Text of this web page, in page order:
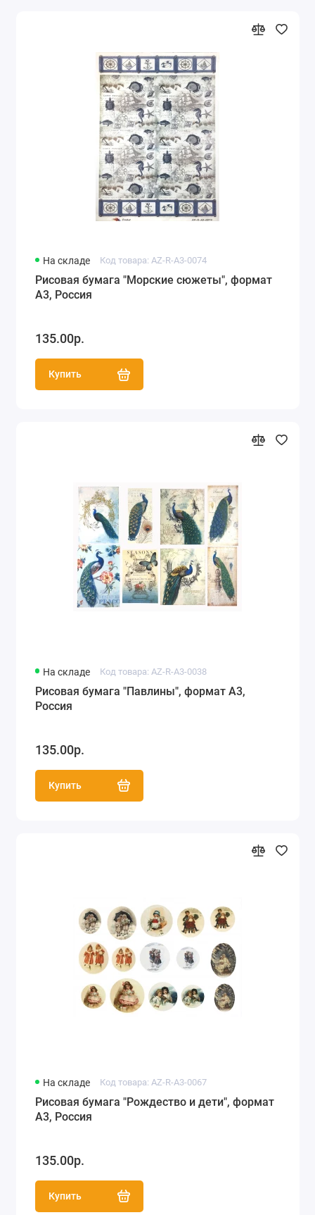
На складе Код товара: AZ-R-A3-0074
Рисовая бумага "Морские сюжеты", формат
А3, Россия
135.00р.
Купить
На складе Код товара: AZ-R-A3-0038
Рисовая бумага "Павлины", формат А3,
Россия
135.00р.
Купить
На складе Код товара: AZ-R-A3-0067
Рисовая бумага "Рождество и дети", формат
А3, Россия
135.00р.
Купить